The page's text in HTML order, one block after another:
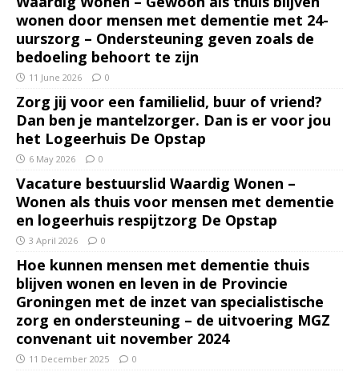
wonen door mensen met dementie met 24-
uurszorg – Ondersteuning geven zoals de
bedoeling behoort te zijn
11 June 2026 0
Zorg jij voor een familielid, buur of vriend?
Dan ben je mantelzorger. Dan is er voor jou
het Logeerhuis De Opstap
6 May 2026 0
Vacature bestuurslid Waardig Wonen –
Wonen als thuis voor mensen met dementie
en logeerhuis respijtzorg De Opstap
3 April 2026 0
Hoe kunnen mensen met dementie thuis
blijven wonen en leven in de Provincie
Groningen met de inzet van specialistische
zorg en ondersteuning – de uitvoering MGZ
convenant uit november 2024
11 December 2025 0